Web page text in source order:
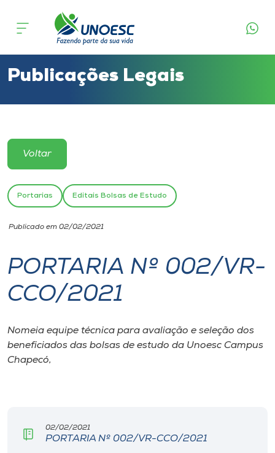
Cursos
Atendimento ao Estudante
Portal de Ensino
Unoesc
Internacionalização
I.nova
Diplomados
Publicações Legais
Voltar
Portarias Editais Bolsas de Estudo
Publicado em 02/02/2021
PORTARIA Nº 002/VR-
CCO/2021
Nomeia equipe técnica para avaliação e seleção dos
beneficiados das bolsas de estudo da Unoesc Campus
Chapecó,
02/02/2021
PORTARIA Nº 002/VR-CCO/2021